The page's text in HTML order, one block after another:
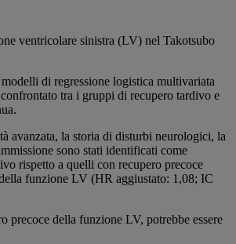
ventricolare sinistra (LV) nel Takotsubo
di regressione logistica multivariata
tra i gruppi di recupero tardivo e
avanzata, la storia di disturbi neurologici, la
sono stati identificati come
rispetto a quelli con recupero precoce
funzione LV (HR aggiustato: 1,08; IC
precoce della funzione LV, potrebbe essere